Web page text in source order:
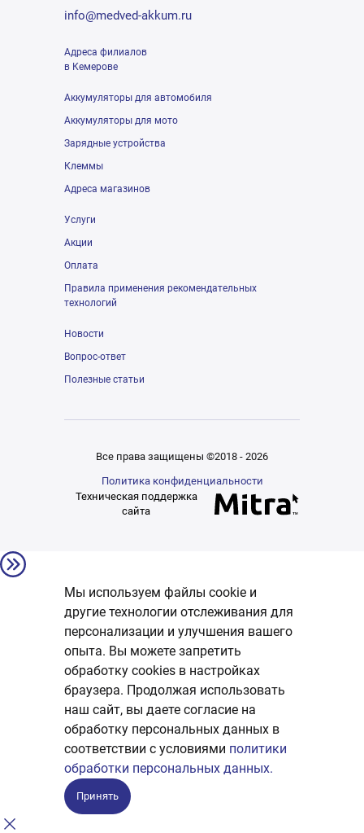
info@medved-akkum.ru
Адреса филиалов
в Кемерове
Аккумуляторы для автомобиля
Аккумуляторы для мото
Зарядные устройства
Клеммы
Адреса магазинов
Услуги
Акции
Оплата
Правила применения рекомендательных
технологий
Новости
Вопрос-ответ
Полезные статьи
Все права защищены ©2018 - 2026
Политика конфиденциальности
Техническая поддержка
сайта
Мы используем файлы cookie и
другие технологии отслеживания для
персонализации и улучшения вашего
опыта. Вы можете запретить
обработку сookies в настройках
браузера. Продолжая использовать
наш сайт, вы даете согласие на
обработку персональных данных в
соответствии с условиями политики
обработки персональных данных.
Принять